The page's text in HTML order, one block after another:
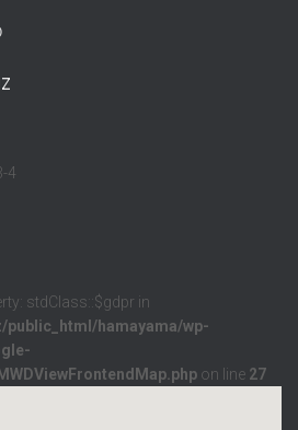
4
stdClass::$gdpr in
hamayama/wp-
on line 27